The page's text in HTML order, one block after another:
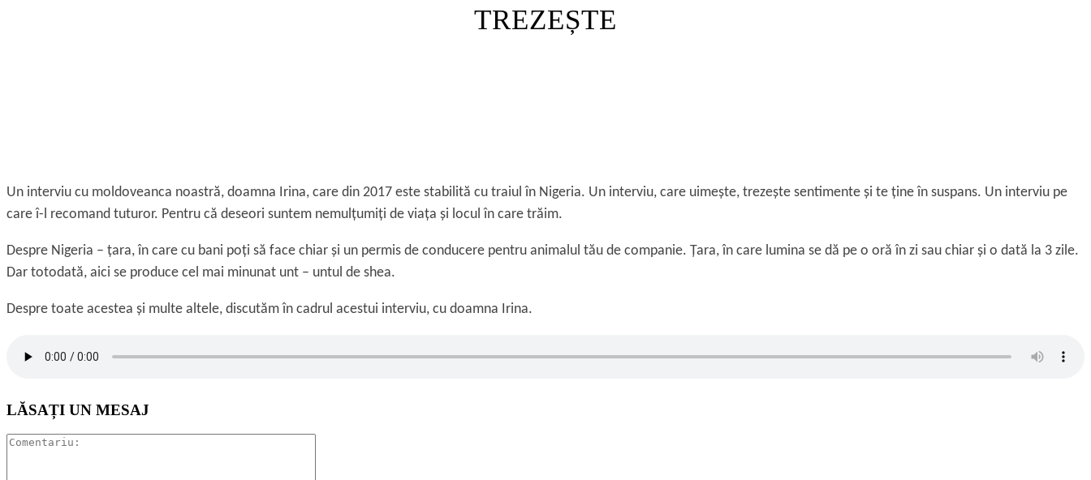
TREZEȘTE
Un interviu cu moldoveanca noastră, doamna Irina, care din 2017 este stabilită cu traiul în Nigeria. Un interviu, care uimește, trezește sentimente și te ține în suspans. Un interviu pe
care î-l recomand tuturor. Pentru că deseori suntem nemulțumiți de viața și locul în care trăim.
Despre Nigeria – țara, în care cu bani poți să face chiar și un permis de conducere pentru animalul tău de companie. Țara, în care lumina se dă pe o oră în zi sau chiar și o dată la 3 zile.
Dar totodată, aici se produce cel mai minunat unt – untul de shea.
Despre toate acestea și multe altele, discutăm în cadrul acestui interviu, cu doamna Irina.
LĂSAȚI UN MESAJ